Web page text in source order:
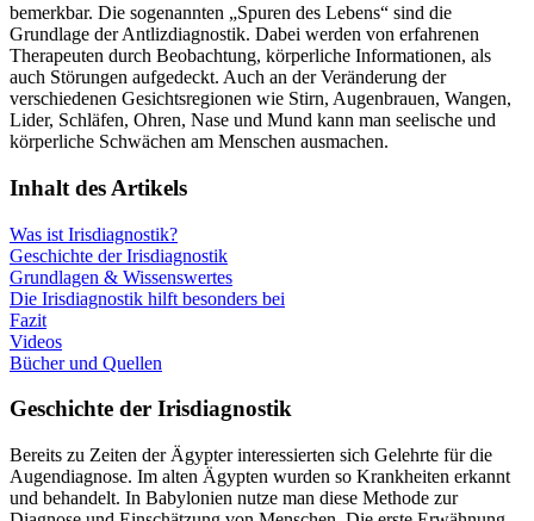
bemerkbar. Die sogenannten „Spuren des Lebens“ sind die
Grundlage der Antlizdiagnostik. Dabei werden von erfahrenen
Therapeuten durch Beobachtung, körperliche Informationen, als
auch Störungen aufgedeckt. Auch an der Veränderung der
verschiedenen Gesichtsregionen wie Stirn, Augenbrauen, Wangen,
Lider, Schläfen, Ohren, Nase und Mund kann man seelische und
körperliche Schwächen am Menschen ausmachen.
Inhalt des Artikels
Was ist Irisdiagnostik?
Geschichte der Irisdiagnostik
Grundlagen & Wissenswertes
Die Irisdiagnostik hilft besonders bei
Fazit
Videos
Bücher und Quellen
Geschichte der Irisdiagnostik
Bereits zu Zeiten der Ägypter interessierten sich Gelehrte für die
Augendiagnose. Im alten Ägypten wurden so Krankheiten erkannt
und behandelt. In Babylonien nutze man diese Methode zur